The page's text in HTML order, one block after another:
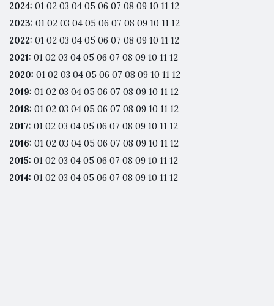
2024: 01 02 03 04 05 06 07 08 09 10 11 12
2023: 01 02 03 04 05 06 07 08 09 10 11 12
2022: 01 02 03 04 05 06 07 08 09 10 11 12
2021: 01 02 03 04 05 06 07 08 09 10 11 12
2020: 01 02 03 04 05 06 07 08 09 10 11 12
2019: 01 02 03 04 05 06 07 08 09 10 11 12
2018: 01 02 03 04 05 06 07 08 09 10 11 12
2017: 01 02 03 04 05 06 07 08 09 10 11 12
2016: 01 02 03 04 05 06 07 08 09 10 11 12
2015: 01 02 03 04 05 06 07 08 09 10 11 12
2014: 01 02 03 04 05 06 07 08 09 10 11 12